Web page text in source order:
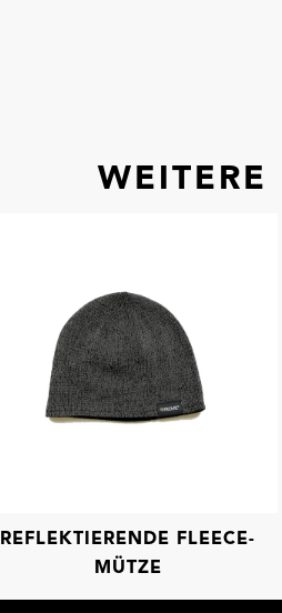
WEITERE
REFLEKTIERENDE FLEECE-
MÜTZE